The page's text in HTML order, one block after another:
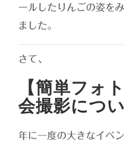
ールしたりんごの姿を
ました。
さて、
【簡単フォ
会撮影につ
年に一度の大きなイベン